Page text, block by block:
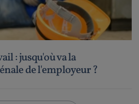
: jusqu'où va la
de l'employeur ?